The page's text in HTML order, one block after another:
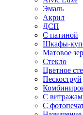
Эмаль
Акрил
ДСП
С патиной
Шкафы-
Матовое
Стекло
Цветное
Пескоструй
С
С